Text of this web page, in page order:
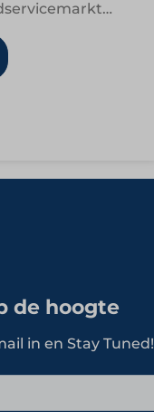
Nederland en
in…
de hoogte
in en Stay Tuned!